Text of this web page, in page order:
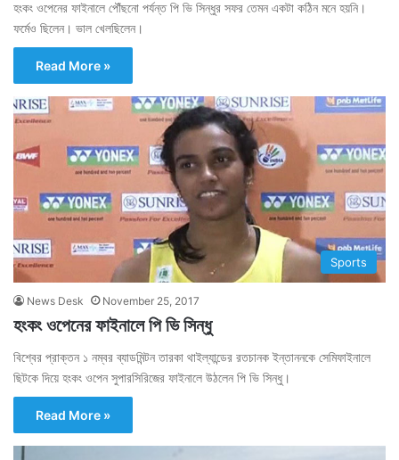
হংকং ওপেনের ফাইনালে পৌঁছনো পর্যন্ত পি ভি সিন্ধুর সফর তেমন একটা কঠিন মনে হয়নি।
ফর্মেও ছিলেন। ভাল খেলছিলেন।
Read More »
Sports
News Desk November 25, 2017
হংকং ওপেনের ফাইনালে পি ভি সিন্ধু
বিশ্বের প্রাক্তন ১ নম্বর ব্যাডমিন্টন তারকা থাইল্যান্ডের রতচানক ইন্তাননকে সেমিফাইনালে
ছিটকে দিয়ে হংকং ওপেন সুপারসিরিজের ফাইনালে উঠলেন পি ভি সিন্ধু।
Read More »